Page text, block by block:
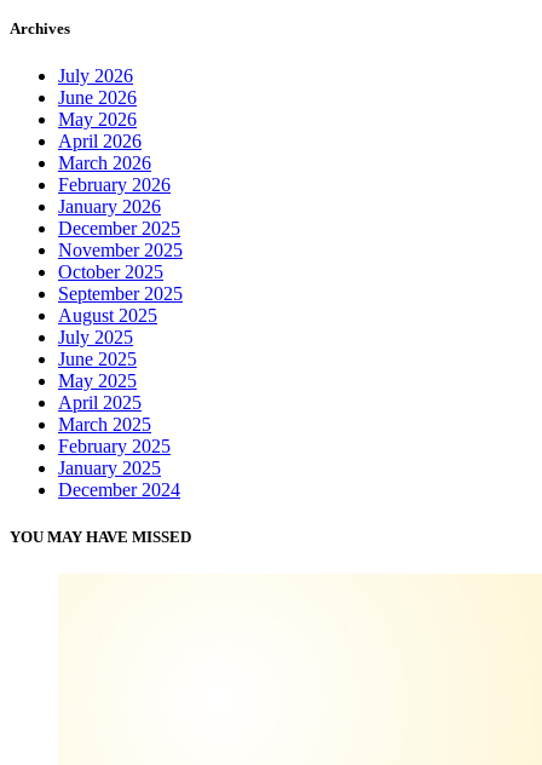
Archives
July 2026
June 2026
May 2026
April 2026
March 2026
February 2026
January 2026
December 2025
November 2025
October 2025
September 2025
August 2025
July 2025
June 2025
May 2025
April 2025
March 2025
February 2025
January 2025
December 2024
YOU MAY HAVE MISSED